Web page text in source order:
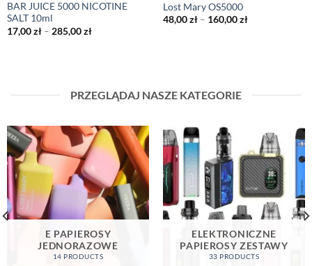
BAR JUICE 5000 NICOTINE
SALT 10ml
17,00zł – 285,00złPrice
Lost Mary OS5000
48,00zł – 160,00złPrice
PRZEGLĄDAJ NASZE KATEGORIE
E PAPIEROSY
JEDNORAZOWE
14 PRODUCTS
ELEKTRONICZNE
PAPIEROSY ZESTAWY
33 PRODUCTS